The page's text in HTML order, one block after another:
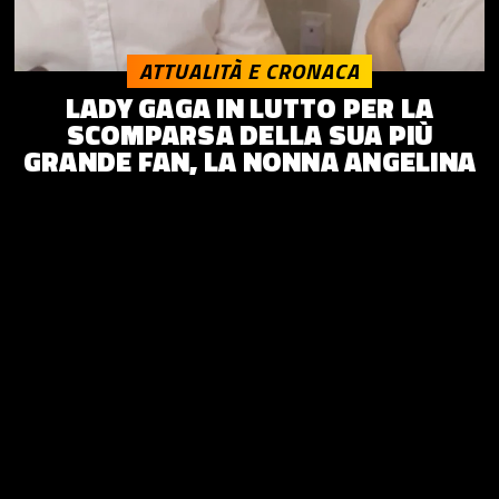
LADY GAGA IN LUTTO PER LA
SCOMPARSA DELLA SUA PIÙ
GRANDE FAN, LA NONNA ANGELINA
ATTUALITÀ E CRONACA